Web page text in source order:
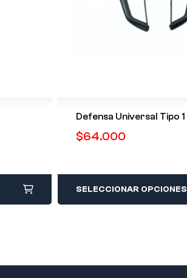
Defensa Universal Tipo 1
$64.000
SELECCIONAR OPCIONES